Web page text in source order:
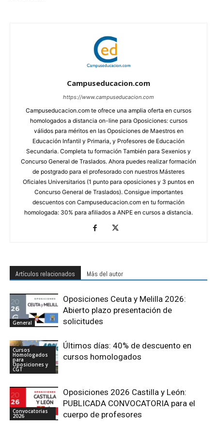
Campuseducacion.com
https://www.campuseducacion.com
Campuseducacion.com te ofrece una amplia oferta en cursos
homologados a distancia on-line para Oposiciones: cursos
válidos para méritos en las Oposiciones de Maestros en
Educación Infantil y Primaria, y Profesores de Educación
Secundaria. Completa tu formación También para Sexenios y
Concurso General de Traslados. Ahora puedes realizar formación
de postgrado para el profesorado con nuestros Másteres
Oficiales Universitarios (1 punto para oposiciones y 3 puntos en
Concurso General de Traslados). Consigue importantes
descuentos con Campuseducacion.com en tu formación
homologada: 30% para afiliados a ANPE en cursos a distancia.
Artículos relacionados Más del autor
General
Oposiciones Ceuta y Melilla 2026:
Abierto plazo presentación de
solicitudes
Cursos
Homologados
para
Oposiciones y
CGT
Últimos días: 40% de descuento en
cursos homologados
Convocatorias
2026
Oposiciones 2026 Castilla y León:
PUBLICADA CONVOCATORIA para el
cuerpo de profesores